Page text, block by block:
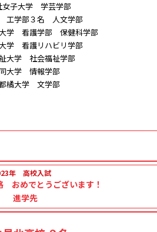
女子大学 学芸学部
工学部３名 人文学部
学 看護学部 保健科学部
学 看護リハビリ学部
大学 社会福祉学部
大学 情報学部
橘大学 文学部
年 高校入試
おめでとうございます！
進学先